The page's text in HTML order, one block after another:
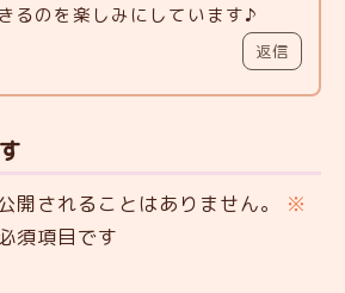
るのを楽しみにしています♪
返信
開されることはありません。
※
須項目です